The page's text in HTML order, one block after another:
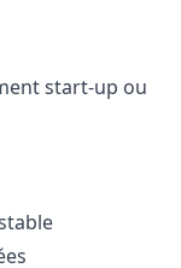
start-up ou